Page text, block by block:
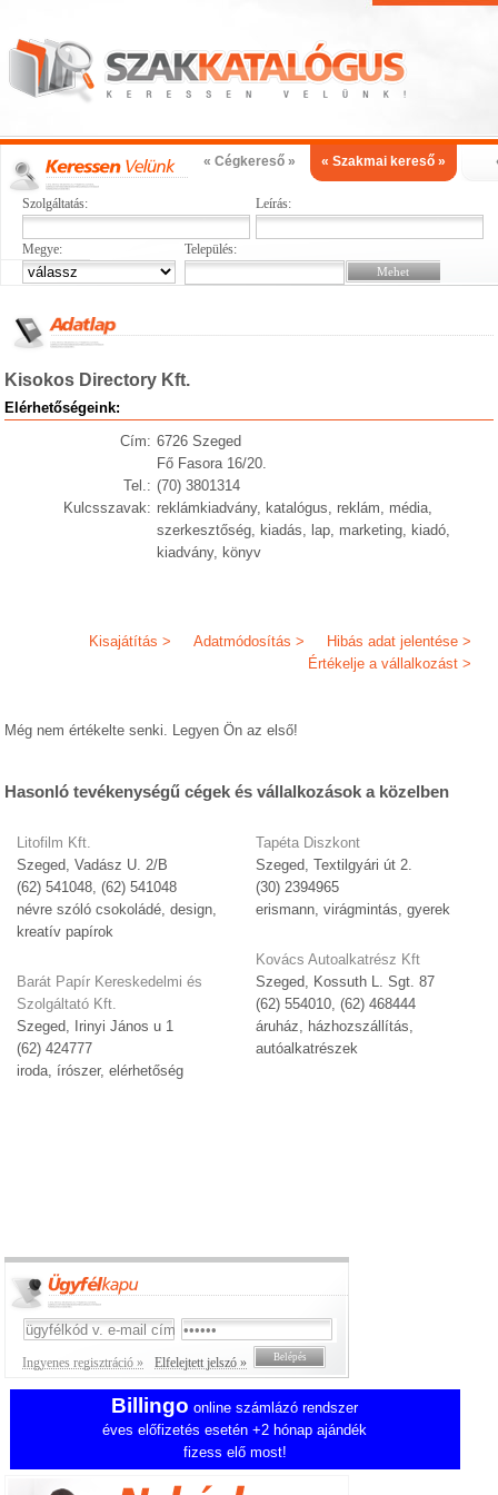
« Cégkereső » « Szakmai kereső »
Szolgáltatás: Leírás:
Megye: Település:
Kisokos Directory Kft.
Elérhetőségeink:
Cím: 6726 Szeged
Fő Fasora 16/20.
Tel.: (70) 3801314
Kulcsszavak: reklámkiadvány, katalógus, reklám, média,
szerkesztőség, kiadás, lap, marketing, kiadó,
kiadvány, könyv
Hibás adat jelentése >
Adatmódosítás >
Kisajátítás >
Értékelje a vállalkozást >
Még nem értékelte senki. Legyen Ön az első!
Hasonló tevékenységű cégek és vállalkozások a közelben
Litofilm Kft.
Szeged, Vadász U. 2/B
(62) 541048, (62) 541048
névre szóló csokoládé, design,
kreatív papírok
Barát Papír Kereskedelmi és
Szolgáltató Kft.
Szeged, Irinyi János u 1
(62) 424777
iroda, írószer, elérhetőség
Tapéta Diszkont
Szeged, Textilgyári út 2.
(30) 2394965
erismann, virágmintás, gyerek
Kovács Autoalkatrész Kft
Szeged, Kossuth L. Sgt. 87
(62) 554010, (62) 468444
áruház, házhozszállítás,
autóalkatrészek
Ingyenes regisztráció » Elfelejtett jelszó »
Billingo online számlázó rendszer
éves előfizetés esetén +2 hónap ajándék
fizess elő most!